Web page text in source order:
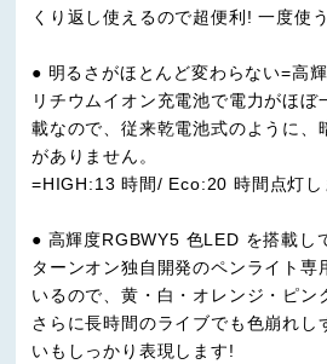
くり返し使えるので超便利! 一度使
● 明るさがほとんど変わらない=高
リチウムイオン充電池で電力がほ
載なので、従来乾電池式のように、
がありません。
=HIGH:13 時間/ Eco:20 時間点灯し
● 高輝度RGBWY5 色LED を搭載し
ターンオン独自開発のペンライト専
いるので、黄・白・オレンジ・ピン
さらに長時間のライブでも色崩れし
いもしっかり表現します!